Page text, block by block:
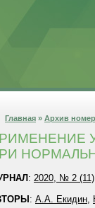
Главная » Архив
: 2020, № 2
: А.А. Екидин,